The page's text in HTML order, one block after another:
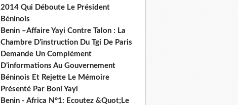
2014 Qui Déboute Le Président
Béninois
Benin –Affaire Yayi Contre Talon : La
Chambre D’instruction Du Tgi De Paris
Demande Un Complément
D’informations Au Gouvernement
Béninois Et Rejette Le Mémoire
Présenté Par Boni Yayi
Benin - Africa N°1: Ecoutez &Quot;Le